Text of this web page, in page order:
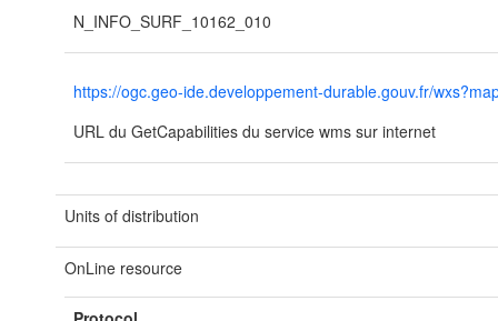
N_INFO_SURF_10162_010
https://ogc.geo-ide.developpement-durable.gouv.fr/
URL du GetCapabilities du service wms sur internet
Units of distribution
OnLine resource